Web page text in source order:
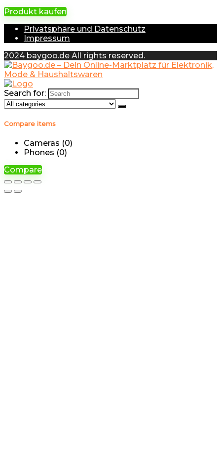
Produkt kaufen
Privatsphäre und Datenschutz
Impressum
2024 baygoo.de All rights reserved.
Search for:
Compare items
Cameras (0)
Phones (0)
Compare